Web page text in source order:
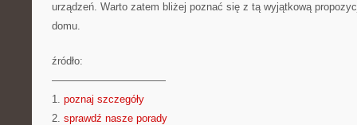
urządzeń. Warto zatem bliżej poznać się z tą wyjątkową
domu.
źródło:
———————————
1. poznaj szczegóły
2. sprawdź nasze porady